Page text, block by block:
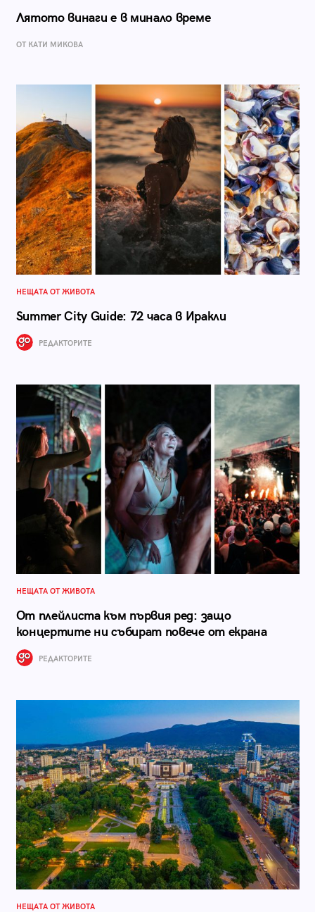
Лятото винаги е в минало време
ОТ КАТИ МИКОВА
НЕЩАТА ОТ ЖИВОТА
Summer City Guide: 72 часа в Иракли
РЕДАКТОРИТЕ
НЕЩАТА ОТ ЖИВОТА
От плейлиста към първия ред: защо
концертите ни събират повече от екрана
РЕДАКТОРИТЕ
НЕЩАТА ОТ ЖИВОТА